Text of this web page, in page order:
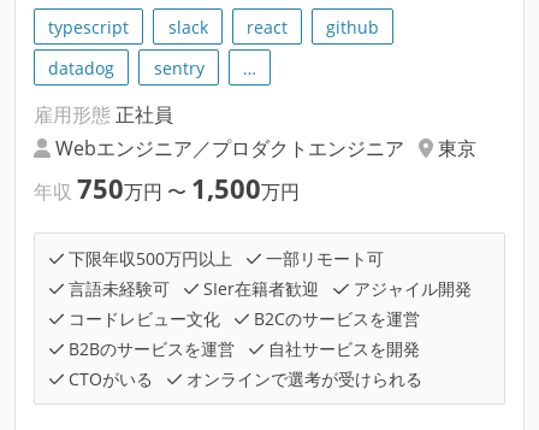
typescript slack react
github
datadog
sentry …
雇用形態 正社員
Webエンジニア／プロダクトエンジニア
東京
年収 750万円 〜 1,500万円
下限年収500万円以上
一部リモート可
言語未経験可
SIer在籍者歓迎
アジャイル開発
コードレビュー文化
B2Cのサービスを運営
B2Bのサービスを運営
自社サービスを開発
CTOがいる
オンラインで選考が受けられる